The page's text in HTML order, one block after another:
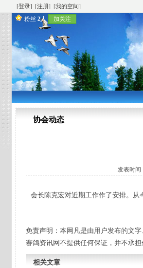
[登录] [注册] [我的空间]
粉丝 2人 加关注
协会动态
发表时间
会长陈克宏对近期工作作了安排。从
免责声明：本网凡是由用户发布的文
赛鸽资讯网不提供任何保证，并不承担
相关文章